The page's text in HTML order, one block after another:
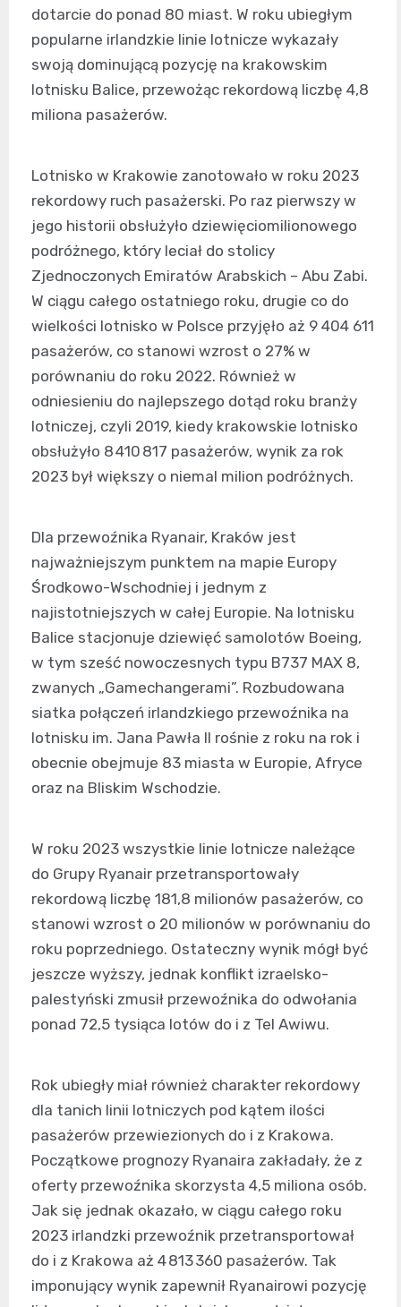
dotarcie do ponad 80 miast. W roku ubiegłym
popularne irlandzkie linie lotnicze wykazały
swoją dominującą pozycję na krakowskim
lotnisku Balice, przewożąc rekordową liczbę 4,8
miliona pasażerów.
Lotnisko w Krakowie zanotowało w roku 2023
rekordowy ruch pasażerski. Po raz pierwszy w
jego historii obsłużyło dziewięciomilionowego
podróżnego, który leciał do stolicy
Zjednoczonych Emiratów Arabskich – Abu Zabi.
W ciągu całego ostatniego roku, drugie co do
wielkości lotnisko w Polsce przyjęło aż 9 404 611
pasażerów, co stanowi wzrost o 27% w
porównaniu do roku 2022. Również w
odniesieniu do najlepszego dotąd roku branży
lotniczej, czyli 2019, kiedy krakowskie lotnisko
obsłużyło 8 410 817 pasażerów, wynik za rok
2023 był większy o niemal milion podróżnych.
Dla przewoźnika Ryanair, Kraków jest
najważniejszym punktem na mapie Europy
Środkowo-Wschodniej i jednym z
najistotniejszych w całej Europie. Na lotnisku
Balice stacjonuje dziewięć samolotów Boeing,
w tym sześć nowoczesnych typu B737 MAX 8,
zwanych „Gamechangerami”. Rozbudowana
siatka połączeń irlandzkiego przewoźnika na
lotnisku im. Jana Pawła II rośnie z roku na rok i
obecnie obejmuje 83 miasta w Europie, Afryce
oraz na Bliskim Wschodzie.
W roku 2023 wszystkie linie lotnicze należące
do Grupy Ryanair przetransportowały
rekordową liczbę 181,8 milionów pasażerów, co
stanowi wzrost o 20 milionów w porównaniu do
roku poprzedniego. Ostateczny wynik mógł być
jeszcze wyższy, jednak konflikt izraelsko-
palestyński zmusił przewoźnika do odwołania
ponad 72,5 tysiąca lotów do i z Tel Awiwu.
Rok ubiegły miał również charakter rekordowy
dla tanich linii lotniczych pod kątem ilości
pasażerów przewiezionych do i z Krakowa.
Początkowe prognozy Ryanaira zakładały, że z
oferty przewoźnika skorzysta 4,5 miliona osób.
Jak się jednak okazało, w ciągu całego roku
2023 irlandzki przewoźnik przetransportował
do i z Krakowa aż 4 813 360 pasażerów. Tak
imponujący wynik zapewnił Ryanairowi pozycję